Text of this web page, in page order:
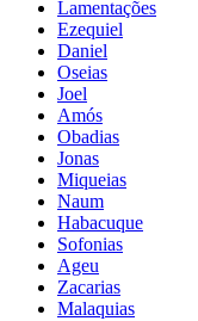
Lamentações
Ezequiel
Daniel
Oseias
Joel
Amós
Obadias
Jonas
Miqueias
Naum
Habacuque
Sofonias
Ageu
Zacarias
Malaquias